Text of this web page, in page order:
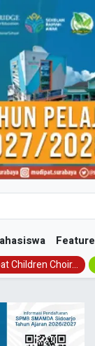
Feature
Children Choir...